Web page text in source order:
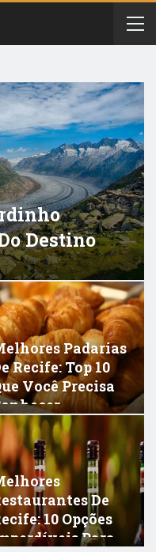
Destino
Padarias
Recife: Top 10
Você Precisa
De
10 Opções
Para